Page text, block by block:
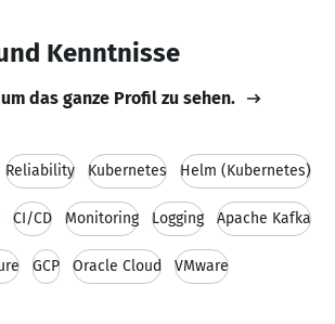
Kenntnisse
das ganze Profil zu sehen.
Reliability Kubernetes Helm (Kubernetes)
CI/CD Monitoring Logging Apache Kafka
GCP Oracle Cloud VMware